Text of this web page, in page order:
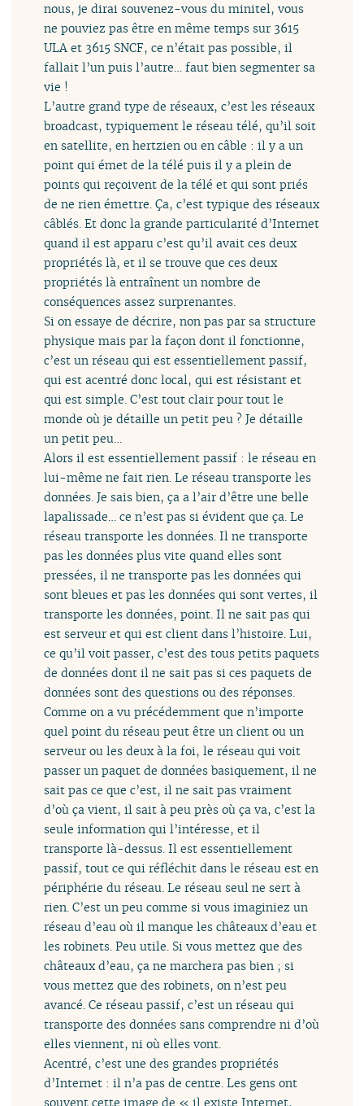
nous, je dirai souvenez-vous du minitel, vous
ne pouviez pas être en même temps sur 3615
ULA et 3615 SNCF, ce n’était pas possible, il
fallait l’un puis l’autre… faut bien segmenter sa
vie !
L’autre grand type de réseaux, c’est les réseaux
broadcast, typiquement le réseau télé, qu’il soit
en satellite, en hertzien ou en câble : il y a un
point qui émet de la télé puis il y a plein de
points qui reçoivent de la télé et qui sont priés
de ne rien émettre. Ça, c’est typique des réseaux
câblés. Et donc la grande particularité d’Internet
quand il est apparu c’est qu’il avait ces deux
propriétés là, et il se trouve que ces deux
propriétés là entraînent un nombre de
conséquences assez surprenantes.
Si on essaye de décrire, non pas par sa structure
physique mais par la façon dont il fonctionne,
c’est un réseau qui est essentiellement passif,
qui est acentré donc local, qui est résistant et
qui est simple. C’est tout clair pour tout le
monde où je détaille un petit peu ? Je détaille
un petit peu…
Alors il est essentiellement passif : le réseau en
lui-même ne fait rien. Le réseau transporte les
données. Je sais bien, ça a l’air d’être une belle
lapalissade… ce n’est pas si évident que ça. Le
réseau transporte les données. Il ne transporte
pas les données plus vite quand elles sont
pressées, il ne transporte pas les données qui
sont bleues et pas les données qui sont vertes, il
transporte les données, point. Il ne sait pas qui
est serveur et qui est client dans l’histoire. Lui,
ce qu’il voit passer, c’est des tous petits paquets
de données dont il ne sait pas si ces paquets de
données sont des questions ou des réponses.
Comme on a vu précédemment que n’importe
quel point du réseau peut être un client ou un
serveur ou les deux à la foi, le réseau qui voit
passer un paquet de données basiquement, il ne
sait pas ce que c’est, il ne sait pas vraiment
d’où ça vient, il sait à peu près où ça va, c’est la
seule information qui l’intéresse, et il
transporte là-dessus. Il est essentiellement
passif, tout ce qui réfléchit dans le réseau est en
périphérie du réseau. Le réseau seul ne sert à
rien. C’est un peu comme si vous imaginiez un
réseau d’eau où il manque les châteaux d’eau et
les robinets. Peu utile. Si vous mettez que des
châteaux d’eau, ça ne marchera pas bien ; si
vous mettez que des robinets, on n’est peu
avancé. Ce réseau passif, c’est un réseau qui
transporte des données sans comprendre ni d’où
elles viennent, ni où elles vont.
Acentré, c’est une des grandes propriétés
d’Internet : il n’a pas de centre. Les gens ont
souvent cette image de « il existe Internet,